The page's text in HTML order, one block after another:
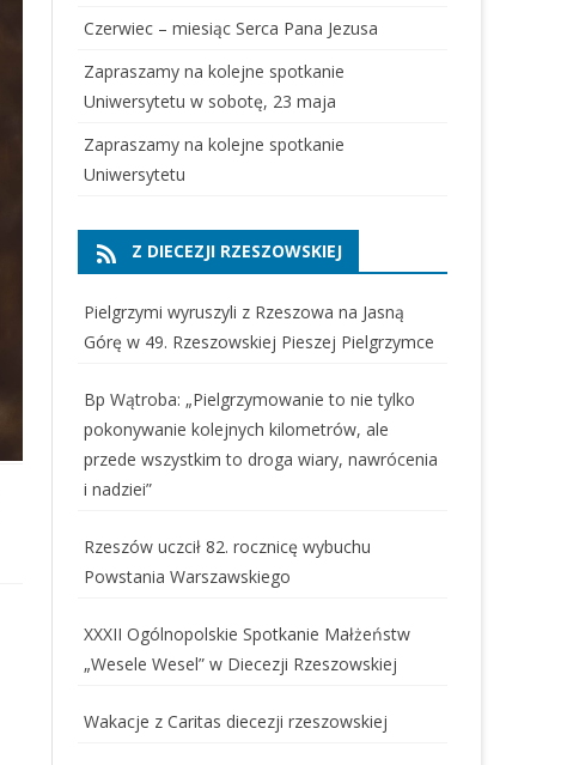
Czerwiec – miesiąc Serca Pana Jezusa
Zapraszamy na kolejne spotkanie
Uniwersytetu w sobotę, 23 maja
Zapraszamy na kolejne spotkanie
Uniwersytetu
Z DIECEZJI RZESZOWSKIEJ
Pielgrzymi wyruszyli z Rzeszowa na Jasną
Górę w 49. Rzeszowskiej Pieszej Pielgrzymce
Bp Wątroba: „Pielgrzymowanie to nie tylko
pokonywanie kolejnych kilometrów, ale
przede wszystkim to droga wiary, nawrócenia
i nadziei”
Rzeszów uczcił 82. rocznicę wybuchu
Powstania Warszawskiego
XXXII Ogólnopolskie Spotkanie Małżeństw
„Wesele Wesel” w Diecezji Rzeszowskiej
Wakacje z Caritas diecezji rzeszowskiej